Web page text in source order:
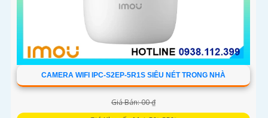
CAMERA WIFI IPC-S2EP-5R1S SIÊU NÉT TRONG NHÀ
Giá Bán: 00 ₫